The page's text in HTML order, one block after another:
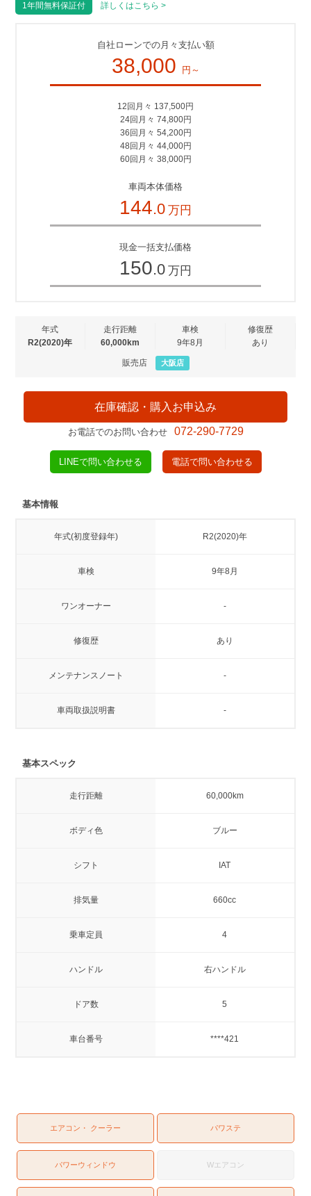
1年間無料保証付 詳しくはこちら >
自社ローンでの月々支払い額
38,000 円～
12回月々 137,500円
24回月々 74,800円
36回月々 54,200円
48回月々 44,000円
60回月々 38,000円
車両本体価格
144.0 万円
現金一括支払価格
150.0 万円
年式
R2(2020)年
走行距離
60,000km
車検
9年8月
修復歴
あり
販売店 大阪店
在庫確認・購入お申込み
お電話でのお問い合わせ 072-290-7729
LINEで問い合わせる 電話で問い合わせる
基本情報
年式(初度登録年) R2(2020)年
車検 9年8月
ワンオーナー -
修復歴 あり
メンテナンスノート -
車両取扱説明書 -
基本スペック
走行距離 60,000km
ボディ色 ブルー
シフト IAT
排気量 660cc
乗車定員 4
ハンドル 右ハンドル
ドア数 5
車台番号 ****421
エアコン・ クーラー パワステ
パワーウィンドウ Wエアコン